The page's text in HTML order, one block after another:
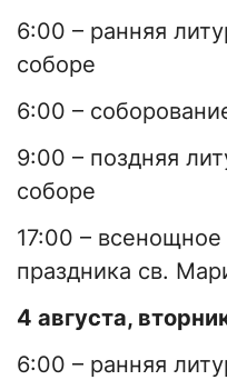
6:00 – ранняя
соборе
6:00 –
9:00 – поздняя
соборе
17:00 –
праздника св.
4 августа,
6:00 – ранняя